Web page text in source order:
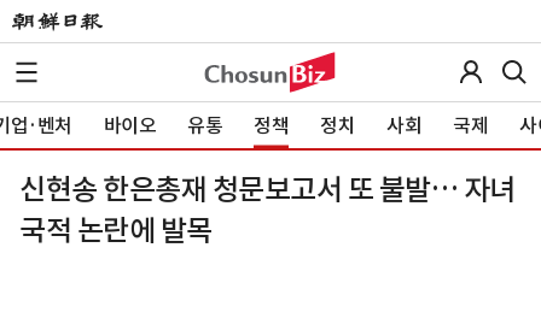
업·벤처 바이오 유통 정책 정치 사회 국제 사
신현송 한은총재 청문보고서 또 불발… 자녀
국적 논란에 발목